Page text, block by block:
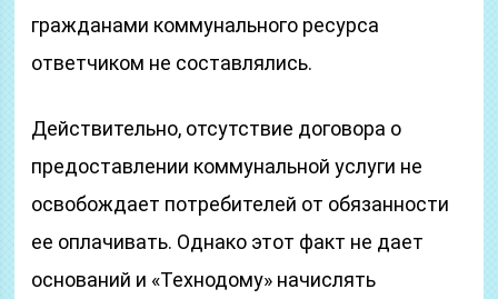
гражданами коммунального ресурса
ответчиком не составлялись.
Действительно, отсутствие договора о
предоставлении коммунальной услуги не
освобождает потребителей от обязанности
ее оплачивать. Однако этот факт не дает
оснований и «Технодому» начислять